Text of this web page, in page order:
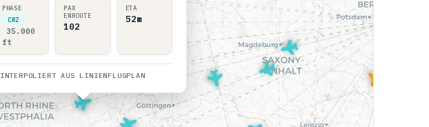
PHASE
CRZ
35.000
ft
PAX
ENROUTE
102
ETA
52m
INTERPOLIERT AUS LINIENFLUGPLAN